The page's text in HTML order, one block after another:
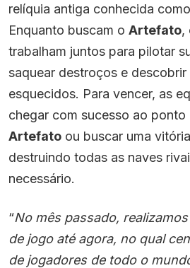
relíquia antiga conhecida como
Enquanto buscam o Artefato,
trabalham juntos para pilotar
saquear destroços e
esquecidos. Para vencer, as
chegar com sucesso ao
Artefato ou buscar uma
destruindo todas as naves
necessário.
“No mês passado,
de jogo até agora, no qual
de jogadores de todo o